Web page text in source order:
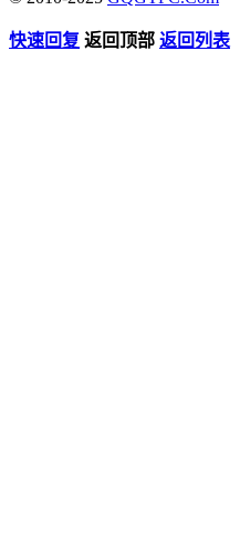
快速回复 返回顶部 返回列表